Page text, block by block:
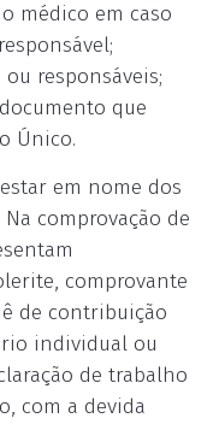
médico em caso
responsáveis;
que
Único.
em nome dos
comprovação de
comprovante
de contribuição
individual ou
de trabalho
com a devida